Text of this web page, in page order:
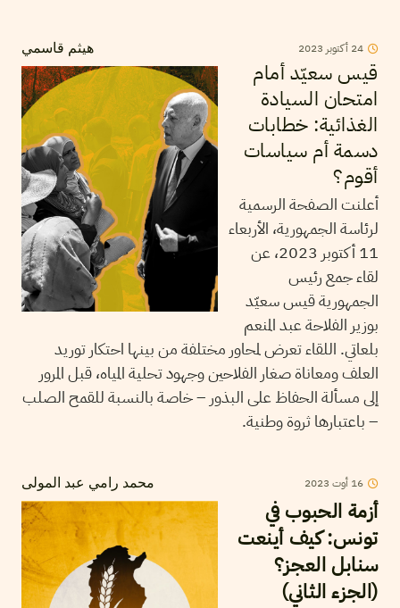
هيثم قاسمي 24 أكتوبر 2023
قيس سعيّد أمام
امتحان السيادة
الغذائية: خطابات
دسمة أم سياسات
أقوم؟
أعلنت الصفحة الرسمية
لرئاسة الجمهورية، الأربعاء
11 أكتوبر 2023، عن
لقاء جمع رئيس
الجمهورية قيس سعيّد
بوزير الفلاحة عبد المنعم
بلعاتي. اللقاء تعرض لمحاور مختلفة من بينها احتكار توريد
العلف ومعاناة صغار الفلاحين وجهود تحلية المياه، قبل المرور
إلى مسألة الحفاظ على البذور – خاصة بالنسبة للقمح الصلب
– باعتبارها ثروة وطنية.
محمد رامي عبد المولى 16 أوت 2023
أزمة الحبوب في
تونس: كيف أينعت
سنابل العجز؟
(الجزء الثاني)